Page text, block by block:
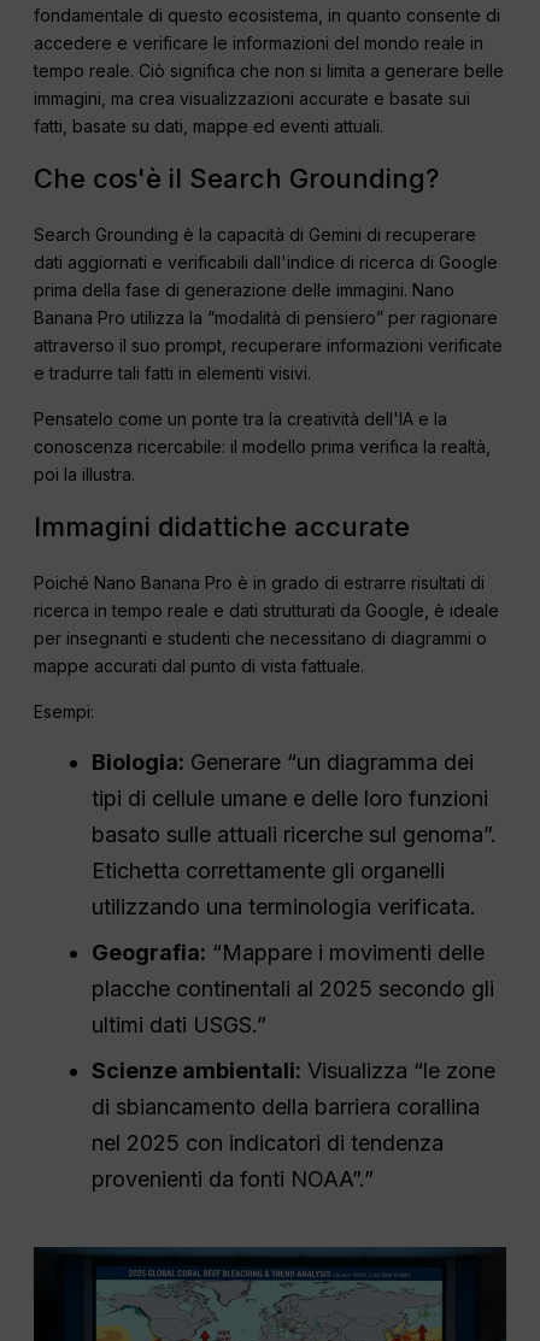
fondamentale di questo ecosistema, in quanto consente di
accedere e verificare le informazioni del mondo reale in
tempo reale. Ciò significa che non si limita a generare belle
immagini, ma crea visualizzazioni accurate e basate sui
fatti, basate su dati, mappe ed eventi attuali.
Che cos'è il Search Grounding?
Search Grounding è la capacità di Gemini di recuperare
dati aggiornati e verificabili dall'indice di ricerca di Google
prima della fase di generazione delle immagini. Nano
Banana Pro utilizza la “modalità di pensiero” per ragionare
attraverso il suo prompt, recuperare informazioni verificate
e tradurre tali fatti in elementi visivi.
Pensatelo come un ponte tra la creatività dell'IA e la
conoscenza ricercabile: il modello prima verifica la realtà,
poi la illustra.
Immagini didattiche accurate
Poiché Nano Banana Pro è in grado di estrarre risultati di
ricerca in tempo reale e dati strutturati da Google, è ideale
per insegnanti e studenti che necessitano di diagrammi o
mappe accurati dal punto di vista fattuale.
Esempi:
Biologia: Generare “un diagramma dei
tipi di cellule umane e delle loro funzioni
basato sulle attuali ricerche sul genoma”.
Etichetta correttamente gli organelli
utilizzando una terminologia verificata.
Geografia: “Mappare i movimenti delle
placche continentali al 2025 secondo gli
ultimi dati USGS.”
Scienze ambientali: Visualizza “le zone
di sbiancamento della barriera corallina
nel 2025 con indicatori di tendenza
provenienti da fonti NOAA”.”